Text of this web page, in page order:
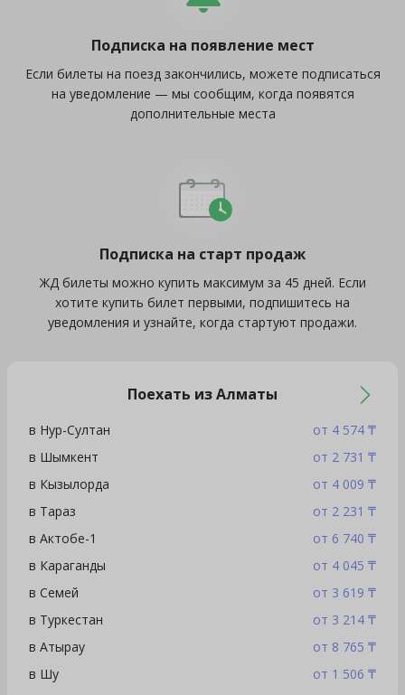
Подписка на появление мест
Если билеты на поезд закончились, можете подписаться
на уведомление — мы сообщим, когда появятся
дополнительные места
Подписка на старт продаж
ЖД билеты можно купить максимум за 45 дней. Если
хотите купить билет первыми, подпишитесь на
уведомления и узнайте, когда стартуют продажи.
Поехать из Алматы
в Нур-Султан
от 4 574 ₸
в Шымкент
от 2 731 ₸
в Кызылорда
от 4 009 ₸
в Тараз
от 2 231 ₸
в Актобе-1
от 6 740 ₸
в Караганды
от 4 045 ₸
в Семей
от 3 619 ₸
в Туркестан
от 3 214 ₸
в Атырау
от 8 765 ₸
в Шу
от 1 506 ₸